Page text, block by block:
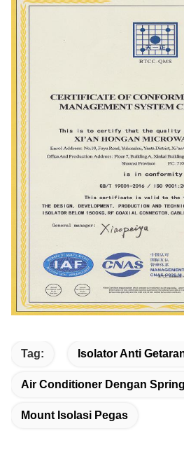
Tag: Isolator Anti
Air Conditioner Dengan
Mount Isolasi Pegas